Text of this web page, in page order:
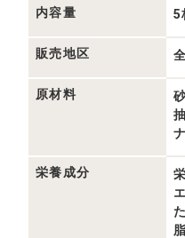
内容量 5
販売地区
原材料
栄養成分